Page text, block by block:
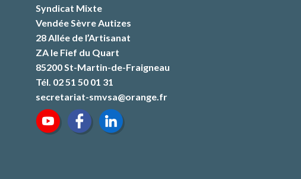
Syndicat Mixte
Vendée Sèvre Autizes
28 Allée de l’Artisanat
ZA le Fief du Quart
85200 St-Martin-de-Fraigneau
Tél. 02 51 50 01 31
secretariat-smvsa@orange.fr